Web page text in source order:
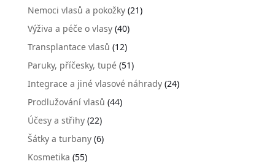
Nemoci vlasů a pokožky(21)
Výživa a péče o vlasy(40)
Transplantace vlasů (12)
Paruky, příčesky, tupé(51)
Integrace a jiné vlasové náhrady(24)
Prodlužování vlasů (44)
Účesy a střihy(22)
Šátky a turbany(6)
Kosmetika (55)